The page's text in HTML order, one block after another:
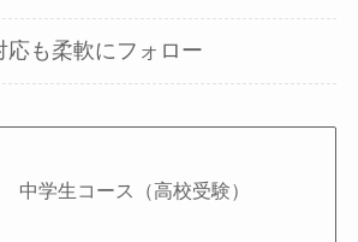
応も柔軟にフォロー
中学生コース（高校受験）